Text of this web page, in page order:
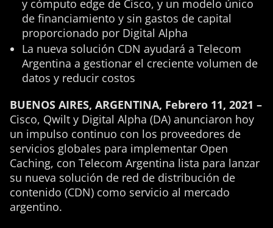
y cómputo edge de Cisco, y un modelo único
de financiamiento y sin gastos de capital
proporcionado por Digital Alpha
La nueva solución CDN ayudará a Telecom
Argentina a gestionar el creciente volumen de
datos y reducir costos
BUENOS AIRES, ARGENTINA, Febrero 11, 2021 –
Cisco, Qwilt y Digital Alpha (DA) anunciaron hoy
un impulso continuo con los proveedores de
servicios globales para implementar Open
Caching, con Telecom Argentina lista para lanzar
su nueva solución de red de distribución de
contenido (CDN) como servicio al mercado
argentino.